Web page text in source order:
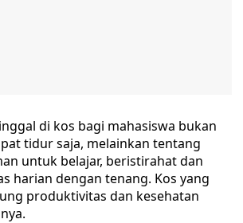
di kos bagi mahasiswa bukan
tidur saja, melainkan tentang
untuk belajar, beristirahat dan
harian dengan tenang. Kos yang
produktivitas dan kesehatan